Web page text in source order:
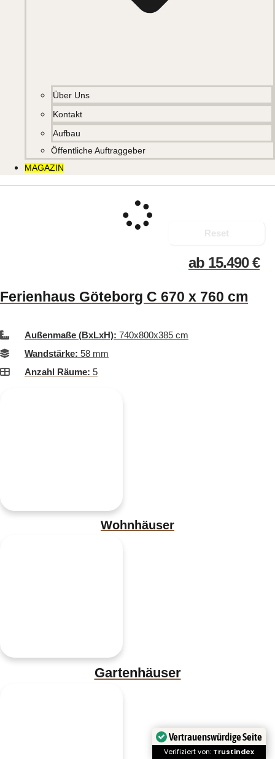
Über Uns
Kontakt
Aufbau
Öffentliche Auftraggeber
MAGAZIN
Reset
ab 15.490€
Ferienhaus Göteborg C 670 x 760 cm
Außenmaße (BxLxH): 740x800x385 cm
Wandstärke: 58 mm
Anzahl Räume: 5
Wohnhäuser
Gartenhäuser
Vertrauenswürdige Seite
Verifiziert von: Trustindex